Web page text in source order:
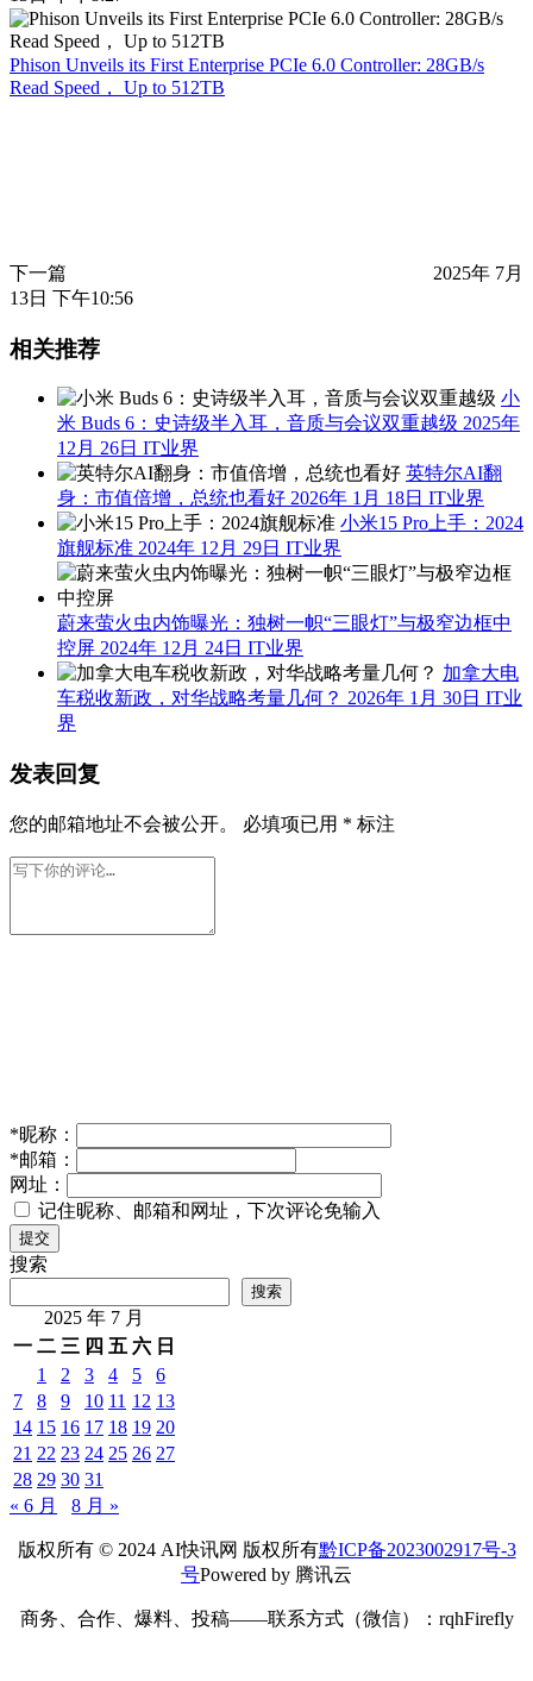
Phison Unveils its First Enterprise PCIe 6.0 Controller: 28GB/s
Read Speed， Up to 512TB
下一篇
2025年 7月
13日 下午10:56
相关推荐
小
米 Buds 6：史诗级半入耳，音质与会议双重越级 2025年
12月 26日 IT业界
英特尔AI翻
身：市值倍增，总统也看好 2026年 1月 18日 IT业界
小米15 Pro上手：2024
旗舰标准 2024年 12月 29日 IT业界
蔚来萤火虫内饰曝光：独树一帜“三眼灯”与极窄边框中
控屏 2024年 12月 24日 IT业界
加拿大电
车税收新政，对华战略考量几何？ 2026年 1月 30日 IT业
界
发表回复
您的邮箱地址不会被公开。 必填项已用 * 标注
*昵称：
*邮箱：
网址：
记住昵称、邮箱和网址，下次评论免输入
提交
搜索
搜索
2025 年 7 月
一 二 三 四 五 六 日
1
2 3 4 5
6
7
8 9 10 11 12 13
14 15 16 17 18 19 20
21 22 23 24 25 26 27
28 29 30 31
« 6 月
8 月 »
版权所有 © 2024 AI快讯网 版权所有黔ICP备2023002917号-3
号Powered by 腾讯云
商务、合作、爆料、投稿——联系方式（微信）：rqhFirefly